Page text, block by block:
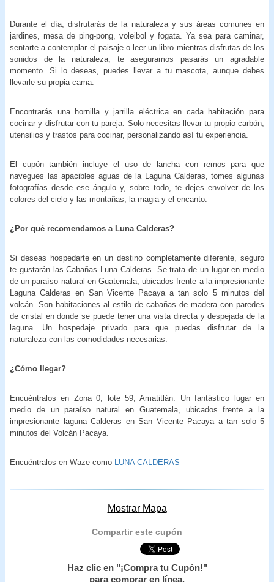
Durante el día, disfrutarás de la naturaleza y sus áreas comunes en
jardines, mesa de ping-pong, voleibol y fogata. Ya sea para caminar,
sentarte a contemplar el paisaje o leer un libro mientras disfrutas de los
sonidos de la naturaleza, te aseguramos pasarás un agradable
momento. Si lo deseas, puedes llevar a tu mascota, aunque debes
llevarle su propia cama.
Encontrarás una hornilla y jarrilla eléctrica en cada habitación para
cocinar y disfrutar con tu pareja. Solo necesitas llevar tu propio carbón,
utensilios y trastos para cocinar, personalizando así tu experiencia.
El cupón también incluye el uso de lancha con remos para que
navegues las apacibles aguas de la Laguna Calderas, tomes algunas
fotografías desde ese ángulo y, sobre todo, te dejes envolver de los
colores del cielo y las montañas, la magia y el encanto.
¿Por qué recomendamos a Luna Calderas?
Si deseas hospedarte en un destino completamente diferente, seguro
te gustarán las Cabañas Luna Calderas. Se trata de un lugar en medio
de un paraíso natural en Guatemala, ubicados frente a la impresionante
Laguna Calderas en San Vicente Pacaya a tan solo 5 minutos del
volcán. Son habitaciones al estilo de cabañas de madera con paredes
de cristal en donde se puede tener una vista directa y despejada de la
laguna. Un hospedaje privado para que puedas disfrutar de la
naturaleza con las comodidades necesarias.
¿Cómo llegar?
Encuéntralos en Zona 0, lote 59, Amatitlán. Un fantástico lugar en
medio de un paraíso natural en Guatemala, ubicados frente a la
impresionante laguna Calderas en San Vicente Pacaya a tan solo 5
minutos del Volcán Pacaya.
Encuéntralos en Waze como LUNA CALDERAS
Mostrar Mapa
Compartir este cupón
Haz clic en "¡Compra tu Cupón!"
para comprar en línea.